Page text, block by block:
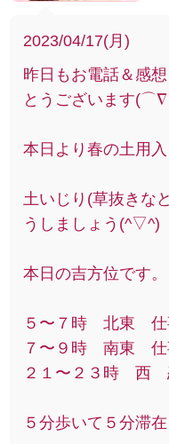
2023/04/17(月)
昨日もお電話＆感
とうございます
本日より春の土用入
土いじり(草抜きな
うしましょう(^▽^)
本日の吉方位です。
５〜７時 北東
７〜９時 南東 仕
２１〜２３時 西
５分歩いて５分滞